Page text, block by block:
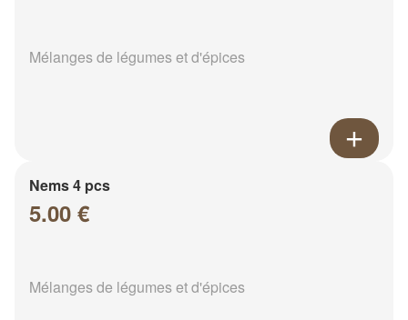
Mélanges de légumes et d'épices
Nems 4 pcs
5.00 €
Mélanges de légumes et d'épices